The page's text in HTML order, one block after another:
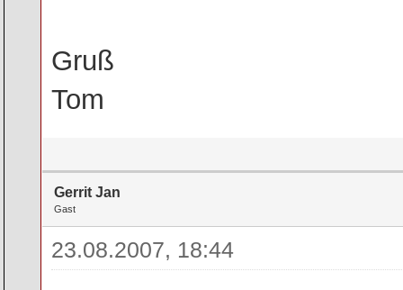
Gruß
Tom
Gerrit Jan
Gast
23.08.2007, 18:44